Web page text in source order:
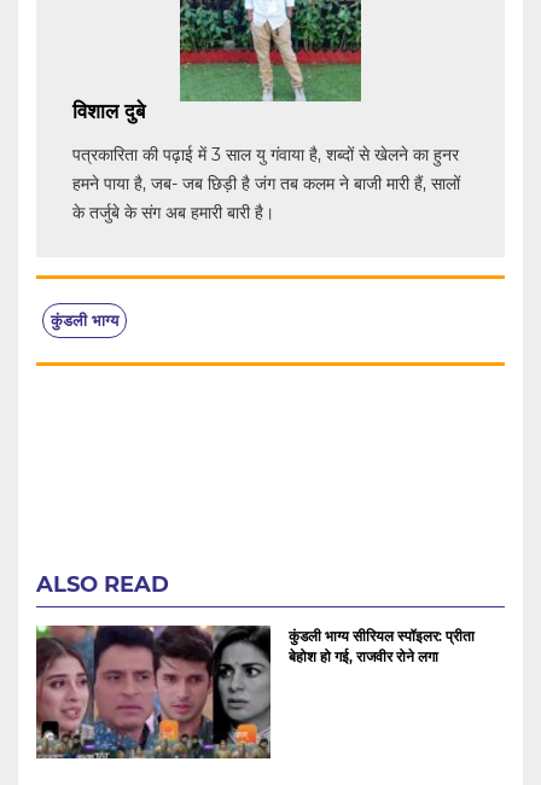
विशाल दुबे
पत्रकारिता की पढ़ाई में 3 साल यु गंवाया है, शब्दों से खेलने का हुनर
हमने पाया है, जब- जब छिड़ी है जंग तब कलम ने बाजी मारी हैं, सालों
के तर्जुबे के संग अब हमारी बारी है।
कुंडली भाग्य
ALSO READ
कुंडली भाग्य सीरियल स्पॉइलर: प्रीता
बेहोश हो गई, राजवीर रोने लगा